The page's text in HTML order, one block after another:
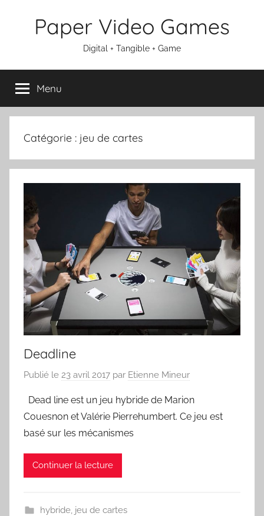
Paper Video Games
Digital + Tangible + Game
Menu
Catégorie : jeu de cartes
Deadline
Publié le 23 avril 2017 par Etienne Mineur
Dead line est un jeu hybride de Marion
Couesnon et Valérie Pierrehumbert. Ce jeu est
basé sur les mécanismes
Continuer la lecture
hybride, jeu de cartes